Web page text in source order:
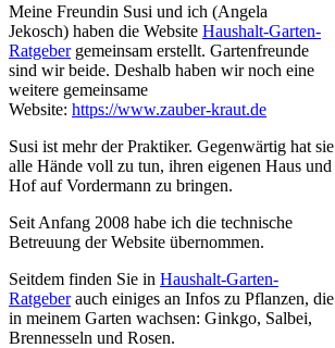
Meine Freundin Susi und ich (Angela
Jekosch) haben die Website Haushalt-Garten-
Ratgebergemeinsam erstellt. Gartenfreunde
sind wir beide. Deshalb haben wir noch eine
weitere gemeinsame
Website: https://www.zauber-kraut.de
Susi ist mehr der Praktiker. Gegenwärtig hat sie
alle Hände voll zu tun, ihren eigenen Haus und
Hof auf Vordermann zu bringen.
Seit Anfang 2008 habe ich die technische
Betreuung der Website übernommen.
Seitdem finden Sie in Haushalt-Garten-
Ratgeberauch einiges an Infos zu Pflanzen, die
in meinem Garten wachsen: Ginkgo, Salbei,
Brennesseln und Rosen.